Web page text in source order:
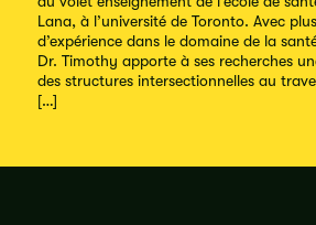
Lana, à l’université de Toronto. Avec
d’expérience dans le domaine de la
Dr. Timothy apporte à ses recherches
des structures intersectionnelles au
[…]